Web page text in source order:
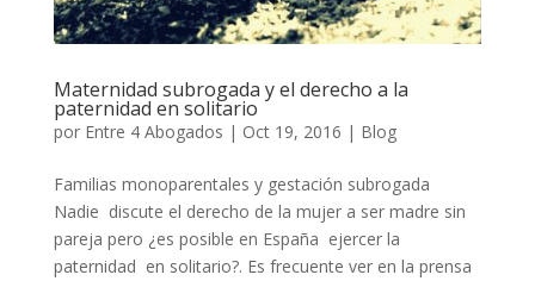
Maternidad subrogada y el derecho a la
paternidad en solitario
por Entre 4 Abogados | Oct 19, 2016 | Blog
Familias monoparentales y gestación subrogada
Nadie discute el derecho de la mujer a ser madre sin
pareja pero ¿es posible en España ejercer la
paternidad en solitario?. Es frecuente ver en la prensa